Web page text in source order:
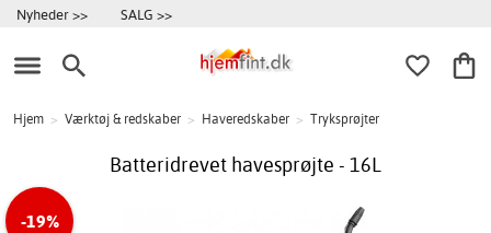
Nyheder >> SALG >>
Hjem > Værktøj & redskaber > Haveredskaber > Tryksprøjter
Batteridrevet havesprøjte - 16L
-19%